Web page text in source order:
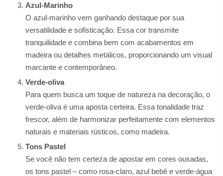
Azul-Marinho
O azul-marinho vem ganhando destaque por sua
versatilidade e sofisticação. Essa cor transmite
tranquilidade e combina bem com acabamentos em
madeira ou detalhes metálicos, proporcionando um visual
marcante e contemporâneo.
Verde-oliva
Para quem busca um toque de natureza na decoração, o
verde-oliva é uma aposta certeira. Essa tonalidade traz
frescor, além de harmonizar perfeitamente com elementos
naturais e materiais rústicos, como madeira.
Tons Pastel
Se você não tem certeza de apostar em cores ousadas,
os tons pastel – como rosa-claro, azul bebê e verde-água